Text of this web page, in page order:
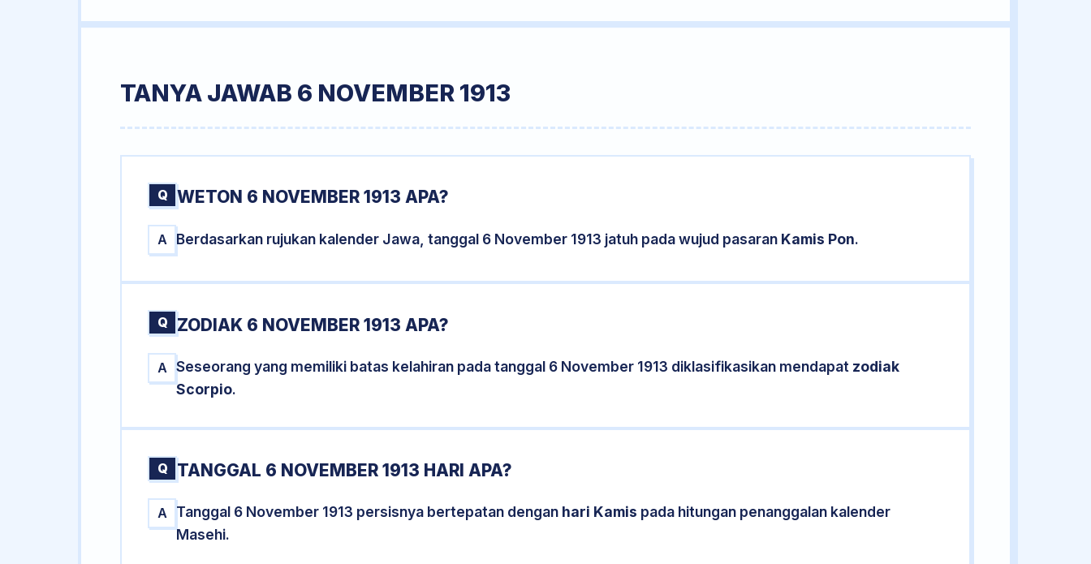
TANYA JAWAB 6 NOVEMBER 1913
Q WETON 6 NOVEMBER 1913 APA?
A Berdasarkan rujukan kalender Jawa, tanggal 6 November 1913 jatuh pada wujud pasaran Kamis Pon.
Q ZODIAK 6 NOVEMBER 1913 APA?
A Seseorang yang memiliki batas kelahiran pada tanggal 6 November 1913 diklasifikasikan mendapat zodiak
Scorpio.
Q TANGGAL 6 NOVEMBER 1913 HARI APA?
A Tanggal 6 November 1913 persisnya bertepatan dengan hari Kamis pada hitungan penanggalan kalender
Masehi.